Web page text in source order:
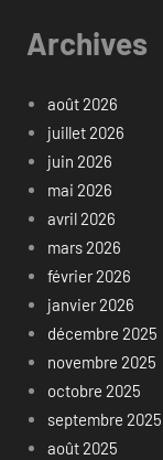
Archives
août 2026
juillet 2026
juin 2026
mai 2026
avril 2026
mars 2026
février 2026
janvier 2026
décembre 2025
novembre 2025
octobre 2025
septembre 2025
août 2025